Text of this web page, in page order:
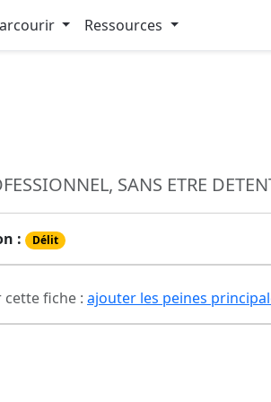
Ressources
SANS ETRE
: Délit
cette fiche : ajouter les peines